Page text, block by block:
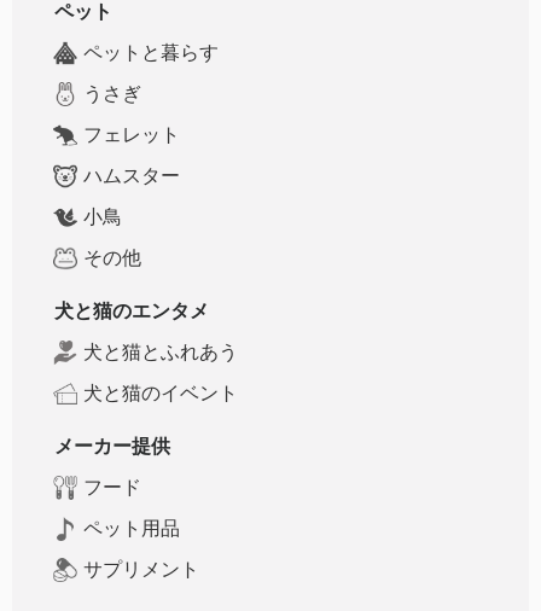
ペット
ペットと暮らす
うさぎ
フェレット
ハムスター
小鳥
その他
犬と猫のエンタメ
犬と猫とふれあう
犬と猫のイベント
メーカー提供
フード
ペット用品
サプリメント